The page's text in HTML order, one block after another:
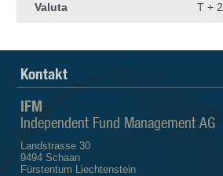
Valuta T + 2
Kontakt
IFM
Independent Fund Management AG
Landstrasse 30
9494 Schaan
Fürstentum Liechtenstein